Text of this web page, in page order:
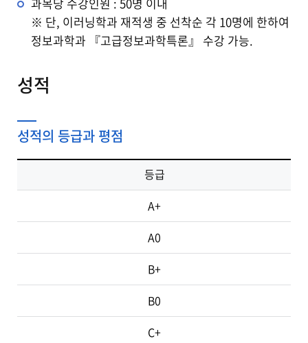
※ 단, 이러닝학과 재적생 중 선착순 각 10명에 한하여
정보과학과 『고급정보과학특론』 수강 가능.
성적
성적의 등급과 평점
등급
A+
A0
B+
B0
C+